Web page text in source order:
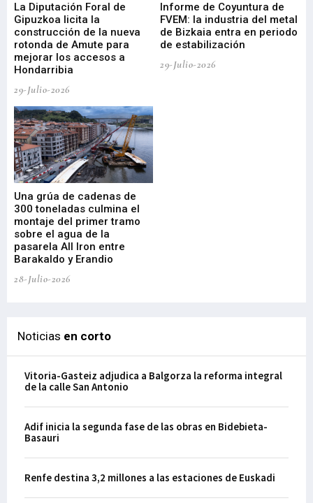
La Diputación Foral de
Gipuzkoa licita la
construcción de la nueva
rotonda de Amute para
mejorar los accesos a
Hondarribia
29-Julio-2026
Informe de Coyuntura de
FVEM: la industria del metal
de Bizkaia entra en periodo
de estabilización
29-Julio-2026
Una grúa de cadenas de
300 toneladas culmina el
montaje del primer tramo
sobre el agua de la
pasarela All Iron entre
Barakaldo y Erandio
28-Julio-2026
Noticias en corto
Vitoria-Gasteiz adjudica a Balgorza la reforma integral
de la calle San Antonio
Adif inicia la segunda fase de las obras en Bidebieta-
Basauri
Renfe destina 3,2 millones a las estaciones de Euskadi